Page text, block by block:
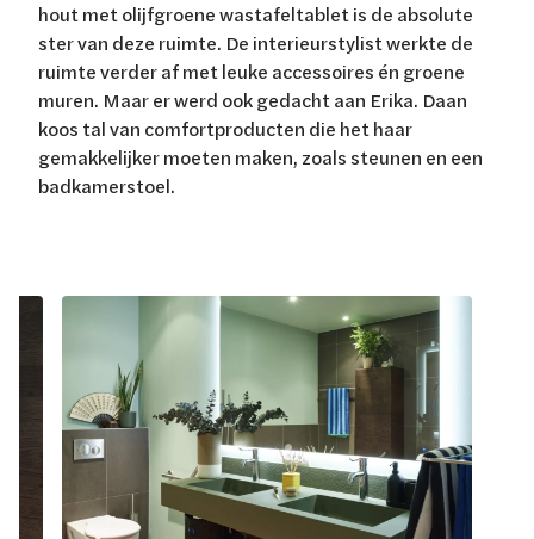
hout met olijfgroene wastafeltablet is de absolute
ster van deze ruimte. De interieurstylist werkte de
ruimte verder af met leuke accessoires én groene
muren. Maar er werd ook gedacht aan Erika. Daan
koos tal van comfortproducten die het haar
gemakkelijker moeten maken, zoals steunen en een
badkamerstoel.